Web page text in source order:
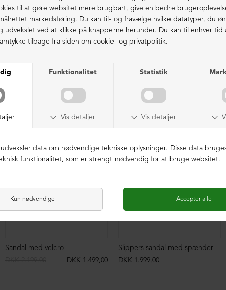
41 = 27,5 cm
Ekstraordinær kvalitet - produceret i Europa
LIGNENDE PRODUKTER
Sandal med velcro
DKK 1.499,00
LIMITED EDITION
Slippers sandal med spænder
DKK 1.999,00